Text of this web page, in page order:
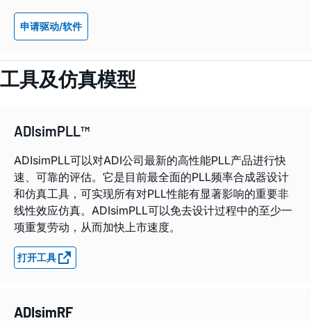
申请驱动/软件
工具及仿真模型
ADIsimPLL™
ADIsimPLL可以对ADI公司最新的高性能PLL产品进行快
速、可靠的评估。它是目前最全面的PLL频率合成器设计
和仿真工具，可实现所有对PLL性能有显著影响的重要非
线性效应仿真。ADIsimPLL可以免去设计过程中的至少一
项重复劳动，从而加快上市速度。
打开工具
ADIsimRF